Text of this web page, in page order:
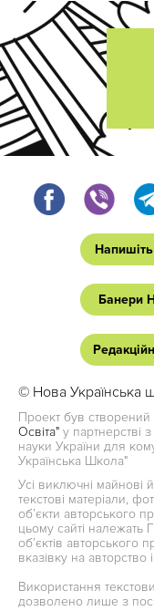
Банери
© Нова Українська
Проект був створений
Освіта" у партнерстві з
науки України для
Українська Школа"
Усі виключні майнові
текстові матеріали,
об’єкти авторського
цьому сайті належать
об’єктів авторського
вказівку на авторство
Використання
дозволено лише з